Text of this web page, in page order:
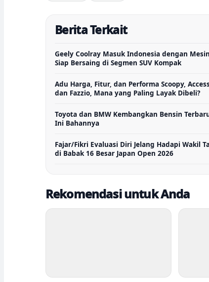
Berita Terkait
Geely Coolray Masuk Indonesia dengan
Siap Bersaing di Segmen SUV Kompak
Adu Harga, Fitur, dan Performa Scoopy,
dan Fazzio, Mana yang Paling Layak Dibeli?
Toyota dan BMW Kembangkan Bensin
Ini Bahannya
Fajar/Fikri Evaluasi Diri Jelang Hadapi Wakil
di Babak 16 Besar Japan Open 2026
Rekomendasi untuk Anda